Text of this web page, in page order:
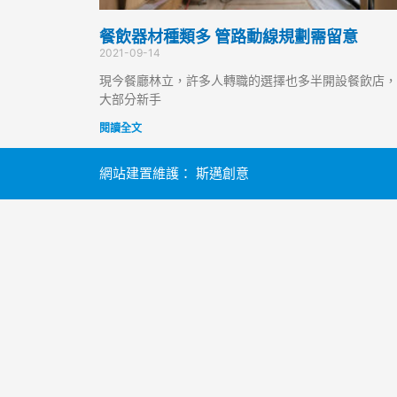
餐飲器材種類多 管路動線規劃需留意
2021-09-14
現今餐廳林立，許多人轉職的選擇也多半開設餐飲店
大部分新手
閱讀全文
網站建置維護： 斯邁創意